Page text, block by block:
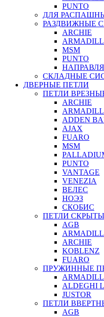
PUNTO
ДЛЯ
РАЗДВИЖНЫЕ
ARCHIE
MSM
PUNTO
СКЛАДНЫЕ
ДВЕРНЫЕ ПЕТЛИ
ПЕТЛИ
ARCHIE
ADDEN
AJAX
FUARO
MSM
PUNTO
VANTAGE
VENEZIA
ВЕЛЕС
НОЭЗ
СКОБИС
ПЕТЛИ
AGB
ARCHIE
KOBLENZ
FUARO
ПРУЖИННЫЕ
ALDEGHI
JUSTOR
ПЕТЛИ
AGB